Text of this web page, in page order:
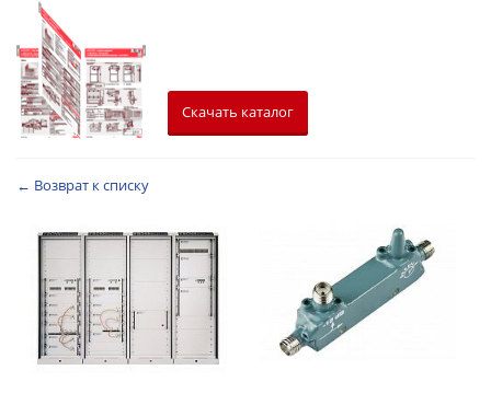
Скачать каталог
← Возврат к списку